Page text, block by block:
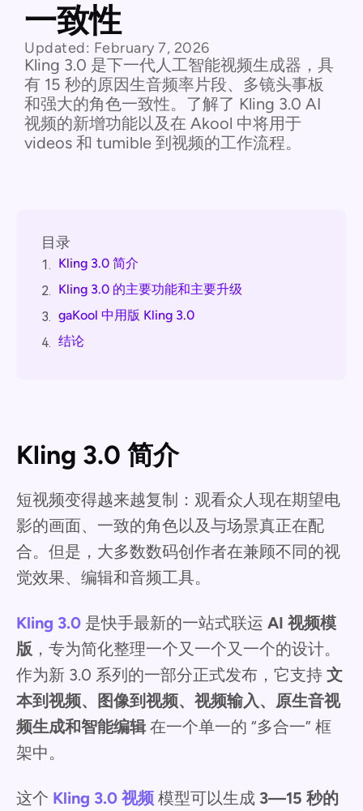
一致性
Updated: February 7, 2026
Kling 3.0 是下一代人工智能视频生成器，具
有 15 秒的原因生音频率片段、多镜头事板
和强大的角色一致性。了解了 Kling 3.0 AI
视频的新增功能以及在 Akool 中将用于
videos 和 tumible 到视频的工作流程。
目录
1. Kling 3.0 简介
2. Kling 3.0 的主要功能和主要升级
3. gaKool 中用版 Kling 3.0
4. 结论
Kling 3.0 简介
短视频变得越来越复制：观看众人现在期望电
影的画面、一致的角色以及与场景真正在配
合。但是，大多数数码创作者在兼顾不同的视
觉效果、编辑和音频工具。
Kling 3.0 是快手最新的一站式联运 AI 视频模
版 ，专为简化整理一个又一个又一个的设计。
作为新 3.0 系列的一部分正式发布，它支持 文
本到视频、图像到视频、视频输入、原生音视
频生成和智能编辑在一个单一的 “多合一” 框
架中。
这个 Kling 3.0 视频 模型可以生成 3—15 秒的